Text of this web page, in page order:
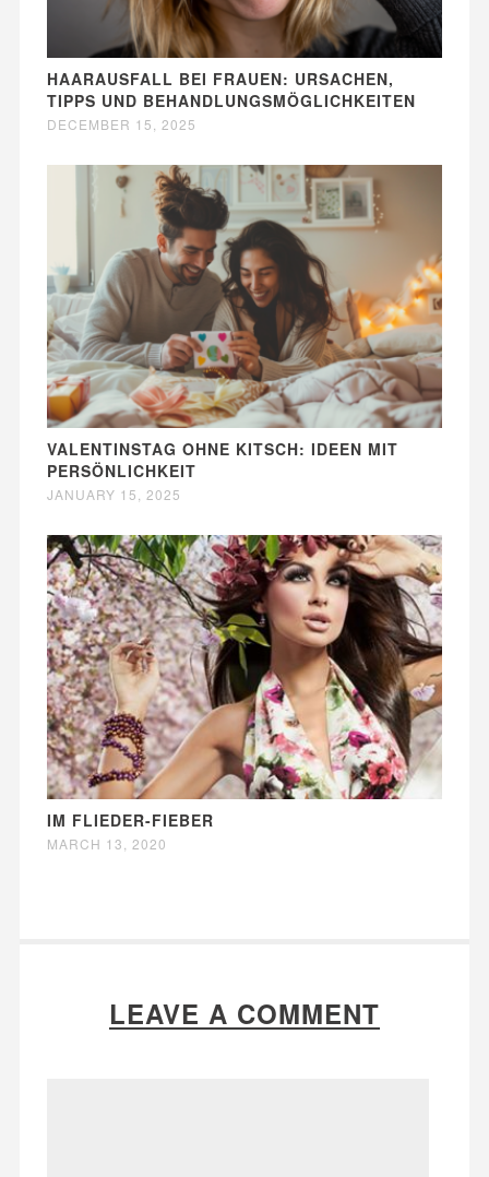
HAARAUSFALL BEI FRAUEN: URSACHEN,
TIPPS UND BEHANDLUNGSMÖGLICHKEITEN
DECEMBER 15, 2025
VALENTINSTAG OHNE KITSCH: IDEEN MIT
PERSÖNLICHKEIT
JANUARY 15, 2025
IM FLIEDER-FIEBER
MARCH 13, 2020
LEAVE A COMMENT